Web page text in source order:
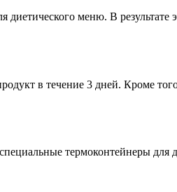
меню. В результате
в течение 3 дней. Кроме
термоконтейнеры для